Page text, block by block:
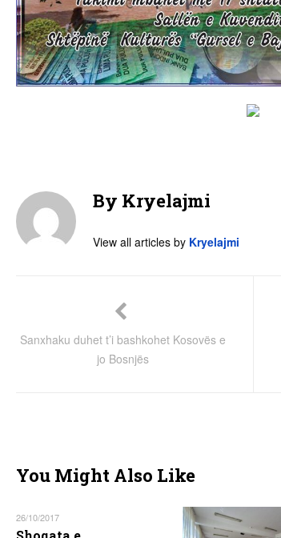
By Kryelajmi
View all articles by Kryelajmi
Sanxhaku duhet t’i bashkohet Kosovës e
jo Bosnjës
You Might Also Like
26/10/2017